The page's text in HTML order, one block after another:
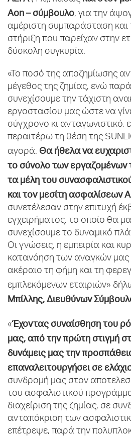
Aon – σύμβουλο, για την
αμέριστη συμπαράσταση και
στήριξη που παρείχαν στην
δύσκολη συγκυρία.
«Το ποσό της αποζημίωσης
μέγεθος της ζημίας, ενώ
συνεχίσουμε την τάχιστη
εργοστασίου μας ώστε να
σύγχρονο κι ανταγωνιστικό,
περαιτέρω τη θέση της
αγορά. Θα ήθελα να
το σύνολο των εργαζομένων
τα μέλη του
και τον μεσίτη ασφαλίσεων
συνετέλεσαν στην επιτυχή
εγχειρήματος, το οποίο θα
συνεχίσουμε το δυναμικό
Οι γνώσεις, η εμπειρία και
κατανόηση των αναγκών μας
ακέραιο τη φήμη και τη
εμπλεκόμενων εταιριών»
Μπίλλης, Διευθύνων
«Έχοντας συναίσθηση του
μας, από την πρώτη στιγμή
δυνάμεις μας την
επαναλειτουργήσει σε
συνδρομή μας στον
του ασφαλιστικού
διαχείριση της ζημίας, σε
ανταπόκριση των
επέτρεψε, παρά την